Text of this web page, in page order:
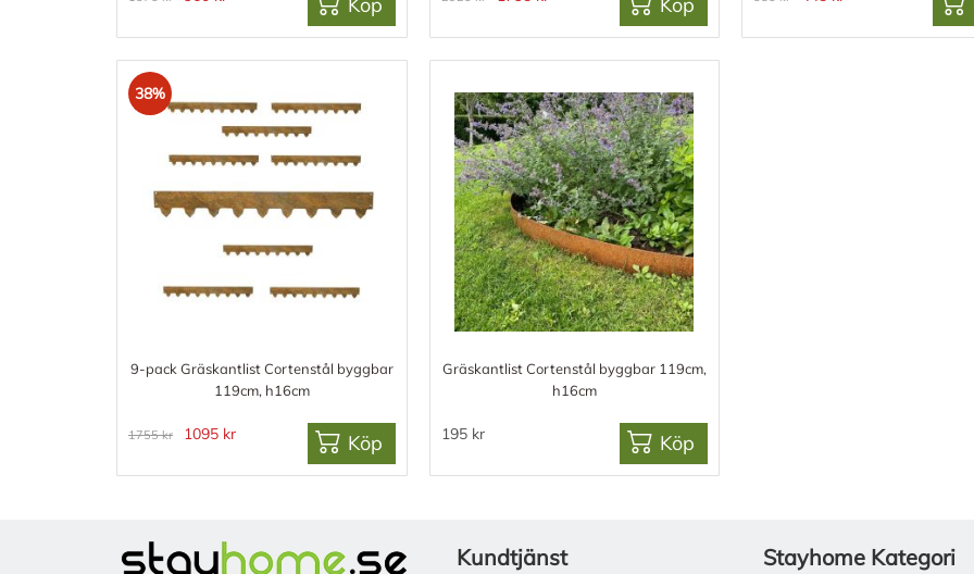
Köp Köp
38%
9-pack Gräskantlist Cortenstål byggbar
119cm, h16cm
1755 kr 1095 kr Köp
Gräskantlist Cortenstål byggbar 119cm,
h16cm
195 kr Köp
Kundtjänst Stayhome Kategori